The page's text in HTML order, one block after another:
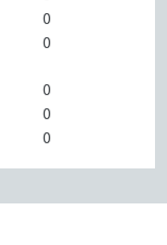
0
0
0
0
0